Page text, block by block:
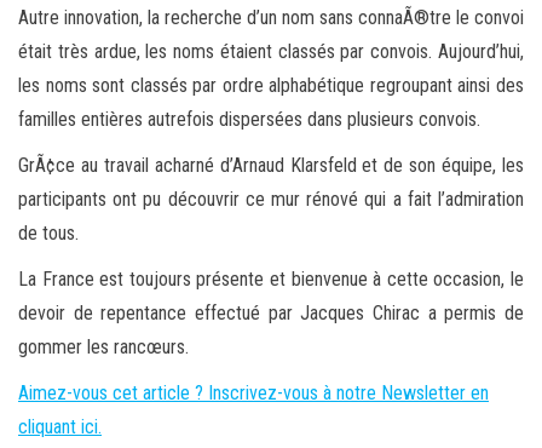
Autre innovation, la recherche d’un nom sans connaÃ®tre le convoi
était très ardue, les noms étaient classés par convois. Aujourd’hui,
les noms sont classés par ordre alphabétique regroupant ainsi des
familles entières autrefois dispersées dans plusieurs convois.
GrÃ¢ce au travail acharné d’Arnaud Klarsfeld et de son équipe, les
participants ont pu découvrir ce mur rénové qui a fait l’admiration
de tous.
La France est toujours présente et bienvenue à cette occasion, le
devoir de repentance effectué par Jacques Chirac a permis de
gommer les rancœurs.
Aimez-vous cet article ? Inscrivez-vous à notre Newsletter en
cliquant ici.